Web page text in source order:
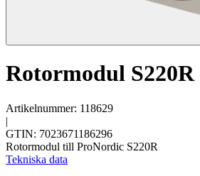
Rotormodul S220R
Artikelnummer: 118629
|
GTIN: 7023671186296
Rotormodul till ProNordic S220R
Tekniska data